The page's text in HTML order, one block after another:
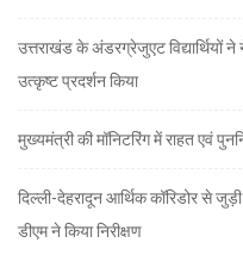
उत्तराखंड के अंडरग्रेजुएट
उत्कृष्ट प्रदर्शन किया
मुख्यमंत्री की मॉनिटरिंग में राहत एवं
दिल्ली-देहरादून आर्थिक कॉरिडोर से
डीएम ने किया निरीक्षण